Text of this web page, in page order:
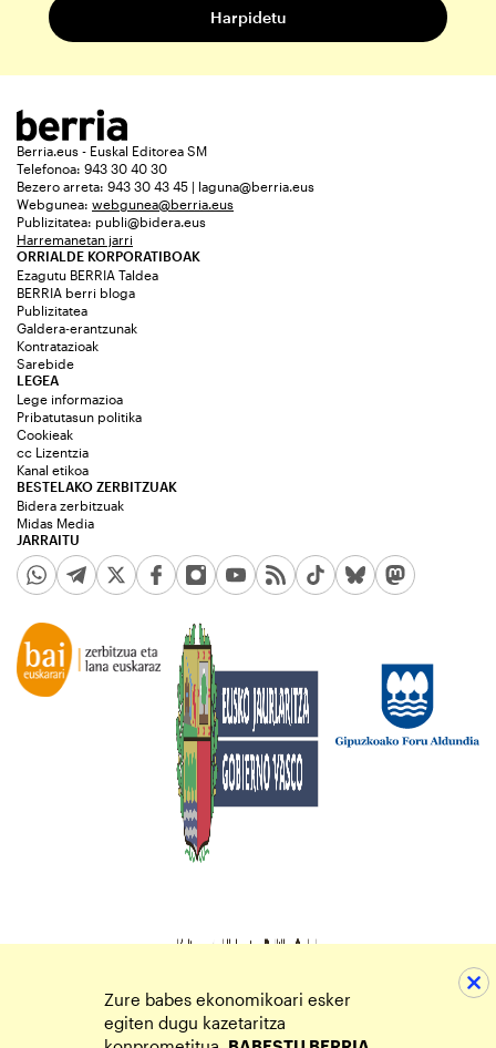
Berria.eus - Euskal Editorea SM
Telefonoa: 943 30 40 30
Bezero arreta: 943 30 43 45 | laguna@berria.eus
Webgunea: webgunea@berria.eus
Publizitatea: publi@bidera.eus
Harremanetan jarri
ORRIALDE KORPORATIBOAK
Ezagutu BERRIA Taldea
BERRIA berri bloga
Publizitatea
Galdera-erantzunak
Kontratazioak
Sarebide
JARRAITU
LEGEA
Lege informazioa
Pribatutasun politika
Cookieak
cc Lizentzia
Kanal etikoa
BESTELAKO ZERBITZUAK
Bidera zerbitzuak
Midas Media
Zure babes ekonomikoari esker
egiten dugu kazetaritza